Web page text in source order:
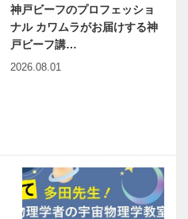
神戸ビーフのプロフェッショ
ナル カワムラがお届けする神
戸ビーフ講…
2026.08.01